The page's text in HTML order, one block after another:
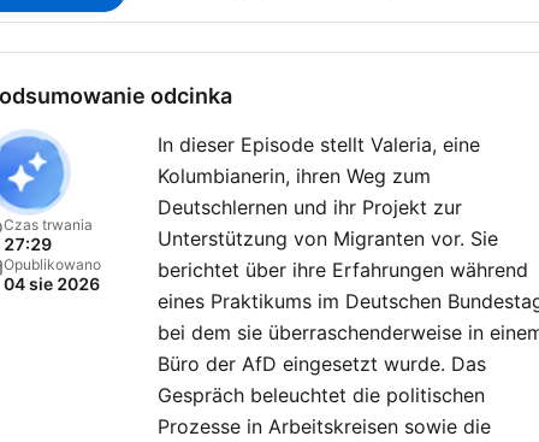
odcinka
Czas trwania
27:29
Opublikowano
04 sie 2026
In dieser Episode stellt Valeria, eine
Kolumbianerin, ihren Weg zum
Deutschlernen und ihr Projekt zur
Unterstützung von Migranten vor. Sie
berichtet über ihre Erfahrungen während
eines Praktikums im Deutschen
bei dem sie überraschenderweise in
Büro der AfD eingesetzt wurde. Das
Gespräch beleuchtet die politischen
Prozesse in Arbeitskreisen sowie die